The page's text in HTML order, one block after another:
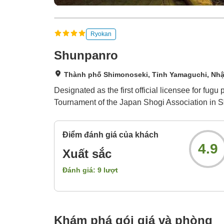
Ryokan
Shunpanro
Thành phố Shimonoseki, Tỉnh Yamaguchi,
Designated as the first official licensee for fugu
Tournament of the Japan Shogi Association in
Điểm đánh giá của khách
Xuất sắc
Đánh giá: 9 lượt
4.9
Khám phá gói giá và phòng